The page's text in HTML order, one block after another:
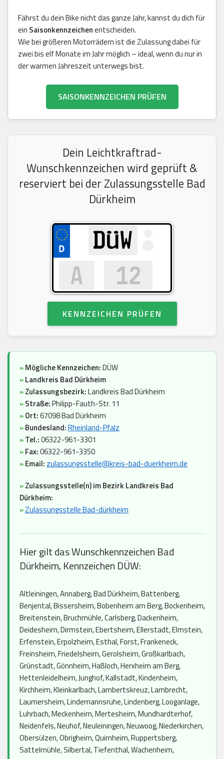
Fährst du dein Bike nicht das ganze Jahr, kannst du dich für
ein Saisonkennzeichenentscheiden.
Wie bei größeren Motorrädern ist die Zulassung dabei für
zwei bis elf Monate im Jahr möglich – ideal, wenn du nur in
der warmen Jahreszeit unterwegs bist.
SAISONKENNZEICHEN PRÜFEN
Dein Leichtkraftrad-
Wunschkennzeichen wird geprüft &
reserviert bei der Zulassungsstelle Bad
Dürkheim
KENNZEICHEN PRÜFEN
»Mögliche Kennzeichen:DÜW
»Landkreis Bad Dürkheim
»Zulassungsbezirk:Landkreis Bad Dürkheim
»Straße:Philipp-Fauth-Str. 11
»Ort:67098 Bad Dürkheim
»Bundesland:Rheinland-Pfalz
»Tel.:06322-961-3301
»Fax:06322-961-3350
»Email: zulassungsstelle@kreis-bad-duerkheim.de
»Zulassungsstelle(n) im Bezirk Landkreis Bad
Dürkheim:
»Zulassungsstelle Bad-dürkheim
Hier gilt das Wunschkennzeichen Bad
Dürkheim, Kennzeichen DÜW:
Altleiningen, Annaberg, Bad Dürkheim, Battenberg,
Benjental, Bissersheim, Bobenheim am Berg, Bockenheim,
Breitenstein, Bruchmühle, Carlsberg, Dackenheim,
Deidesheim, Dirmstein, Ebertsheim, Ellerstadt, Elmstein,
Erfenstein, Erpolzheim, Esthal, Forst, Frankeneck,
Freinsheim, Friedelsheim, Gerolsheim, Großkarlbach,
Grünstadt, Gönnheim, Haßloch, Herxheim am Berg,
Hettenleidelheim, Junghof, Kallstadt, Kindenheim,
Kirchheim, Kleinkarlbach, Lambertskreuz, Lambrecht,
Laumersheim, Lindemannsruhe, Lindenberg, Looganlage,
Luhrbach, Meckenheim, Mertesheim, Mundhardterhof,
Neidenfels, Neuhof, Neuleiningen, Neuwoog, Niederkirchen,
Obersülzen, Obrigheim, Quirnheim, Ruppertsberg,
Sattelmühle, Silbertal, Tiefenthal, Wachenheim,